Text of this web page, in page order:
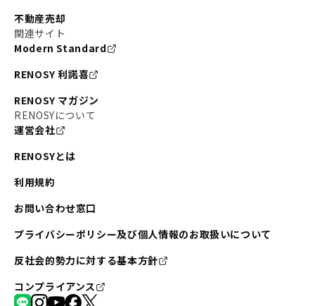
不動産売却
関連サイト
Modern Standard
RENOSY 利諾喜
RENOSY マガジン
RENOSYについて
運営会社
RENOSYとは
利用規約
お問い合わせ窓口
プライバシーポリシー及び個人情報のお取扱いについて
反社会的勢力に対する基本方針
コンプライアンス